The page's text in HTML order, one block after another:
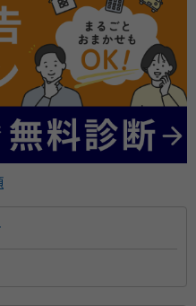
校卒業後、会計事務所、銀行、不
。遺言書作成・相続手
齢者に寄り添って、ご本
大切な人のために、自分
章を築くお手伝いをいた